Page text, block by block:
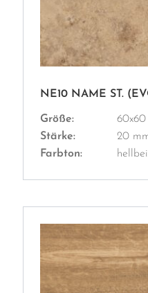
NE10 NAME ST.
Größe:
60x60
Stärke:
20
Farbton: